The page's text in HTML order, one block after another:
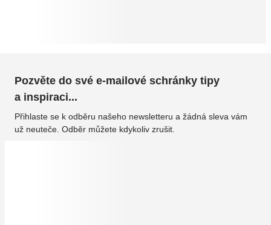
Pozvěte do své e-mailové schránky tipy
a inspiraci...
Přihlaste se k odběru našeho newsletteru a žádná sleva vám
už neuteče. Odběr můžete kdykoliv zrušit.